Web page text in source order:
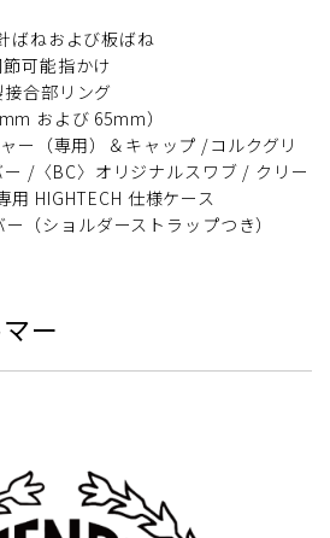
ばねおよび板ばね
可能指かけ
合部リング
および 65mm）
ー（専用）＆キャップ /コルクグリ
/〈BC〉オリジナルスワブ / クリー
用 HIGHTECH 仕様ケース
（ショルダーストラップつき）
ー